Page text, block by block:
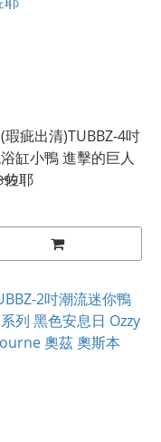
(瑕疵出清)TUBBZ-4吋
缸小鴨 進擊的巨人
佐耶